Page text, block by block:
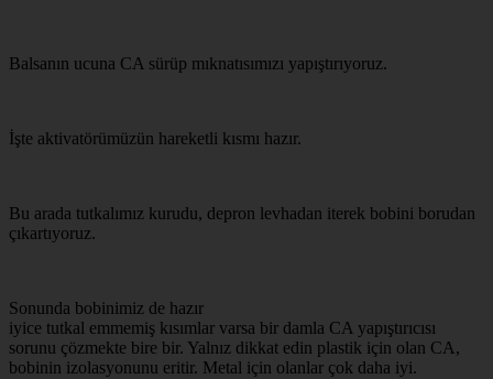
Balsanın ucuna CA sürüp mıknatısımızı yapıştırıyoruz.
İşte aktivatörümüzün hareketli kısmı hazır.
Bu arada tutkalımız kurudu, depron levhadan iterek bobini borudan
çıkartıyoruz.
Sonunda bobinimiz de hazır
iyice tutkal emmemiş kısımlar varsa bir damla CA yapıştırıcısı
sorunu çözmekte bire bir. Yalnız dikkat edin plastik için olan CA,
bobinin izolasyonunu eritir. Metal için olanlar çok daha iyi.